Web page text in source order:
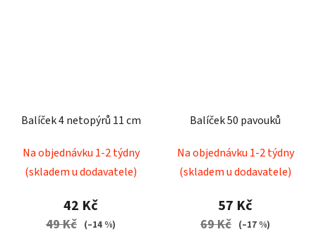
Balíček 4 netopýrů 11 cm
Na objednávku 1-2 týdny
(skladem u dodavatele)
42 Kč
49 Kč (–14 %)
Balíček 50 pavouků
Na objednávku 1-2 týdny
(skladem u dodavatele)
57 Kč
69 Kč (–17 %)